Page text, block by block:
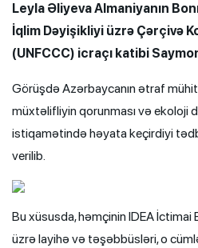
Leyla Əliyeva Almaniyanın
İqlim Dəyişikliyi üzrə Çərçivə
(UNFCCC) icraçı katibi
Görüşdə Azərbaycanın ətraf
müxtəlifliyin qorunması və ekoloji
istiqamətində həyata keçirdiyi
verilib.
Bu xüsusda, həmçinin IDEA
üzrə layihə və təşəbbüsləri, o